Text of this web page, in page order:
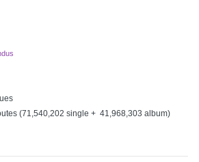
(71,540,202 single + 41,968,303 album)